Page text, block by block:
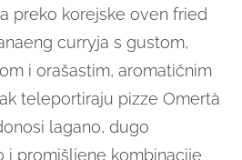
preko korejske oven fried
curryja s gustom,
i orašastim, aromatičnim
teleportiraju pizze Omertà
lagano, dugo
i promišljene kombinacije